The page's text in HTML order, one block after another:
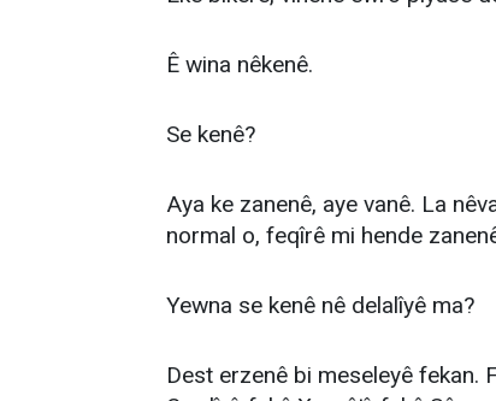
Ê wina nêkenê.
Se kenê?
Aya ke zanenê, aye vanê. La
normal o, feqîrê mi hende
Yewna se kenê nê delalîyê ma?
Dest erzenê bi meseleyê fekan.